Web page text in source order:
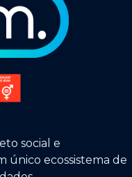
social e
único ecossistema de